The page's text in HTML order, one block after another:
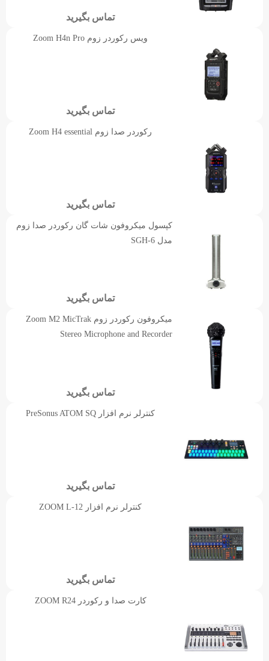
تماس بگیرید
ویس رکوردر زوم Zoom H4n Pro
تماس بگیرید
رکوردر صدا زوم Zoom H4 essential
تماس بگیرید
کپسول میکروفون شات گان رکوردر صدا زوم
مدل SGH-6
تماس بگیرید
میکروفون رکوردر زوم Zoom M2 MicTrak
Stereo Microphone and Recorder
تماس بگیرید
کنترلر نرم افزار PreSonus ATOM SQ
تماس بگیرید
کنترلر نرم افزار ZOOM L-12
تماس بگیرید
کارت صدا و رکوردر ZOOM R24